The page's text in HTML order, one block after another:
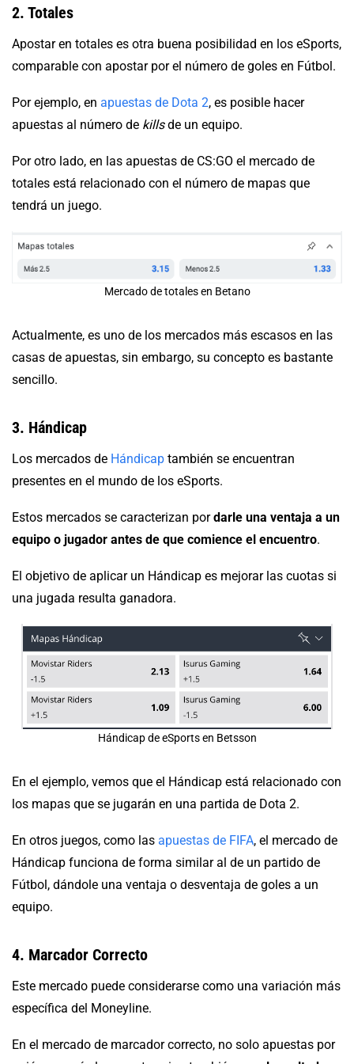
2. Totales
Apostar en totales es otra buena posibilidad en los eSports,
comparable con apostar por el número de goles en Fútbol.
Por ejemplo, en apuestas de Dota 2, es posible hacer
apuestas al número de killsde un equipo.
Por otro lado, en las apuestas de CS:GO el mercado de
totales está relacionado con el número de mapas que
tendrá un juego.
Mercado de totales en Betano
Actualmente, es uno de los mercados más escasos en las
casas de apuestas, sin embargo, su concepto es bastante
sencillo.
3. Hándicap
Los mercados de Hándicap también se encuentran
presentes en el mundo de los eSports.
Estos mercados se caracterizan pordarle una ventaja a un
equipo o jugador antes de que comience el encuentro.
El objetivo de aplicar un Hándicap es mejorar las cuotas si
una jugada resulta ganadora.
Hándicap de eSports en Betsson
En el ejemplo, vemos que el Hándicap está relacionado con
los mapas que se jugarán en una partida de Dota 2.
En otros juegos, como las apuestas de FIFA, el mercado de
Hándicap funciona de forma similar al de un partido de
Fútbol, dándole una ventaja o desventaja de goles a un
equipo.
4. Marcador Correcto
Este mercado puede considerarse como una variación más
específica del Moneyline.
En el mercado de marcador correcto, no solo apuestas por